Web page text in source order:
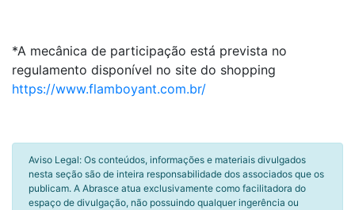
*A mecânica de participação está prevista no
regulamento disponível no site do shopping
https://www.flamboyant.com.br/
Aviso Legal: Os conteúdos, informações e materiais divulgados
nesta seção são de inteira responsabilidade dos associados que os
publicam. A Abrasce atua exclusivamente como facilitadora do
espaço de divulgação, não possuindo qualquer ingerência ou